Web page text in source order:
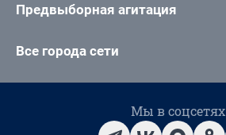
Предвыборная агитация
Все города сети
Мы в соцсетях